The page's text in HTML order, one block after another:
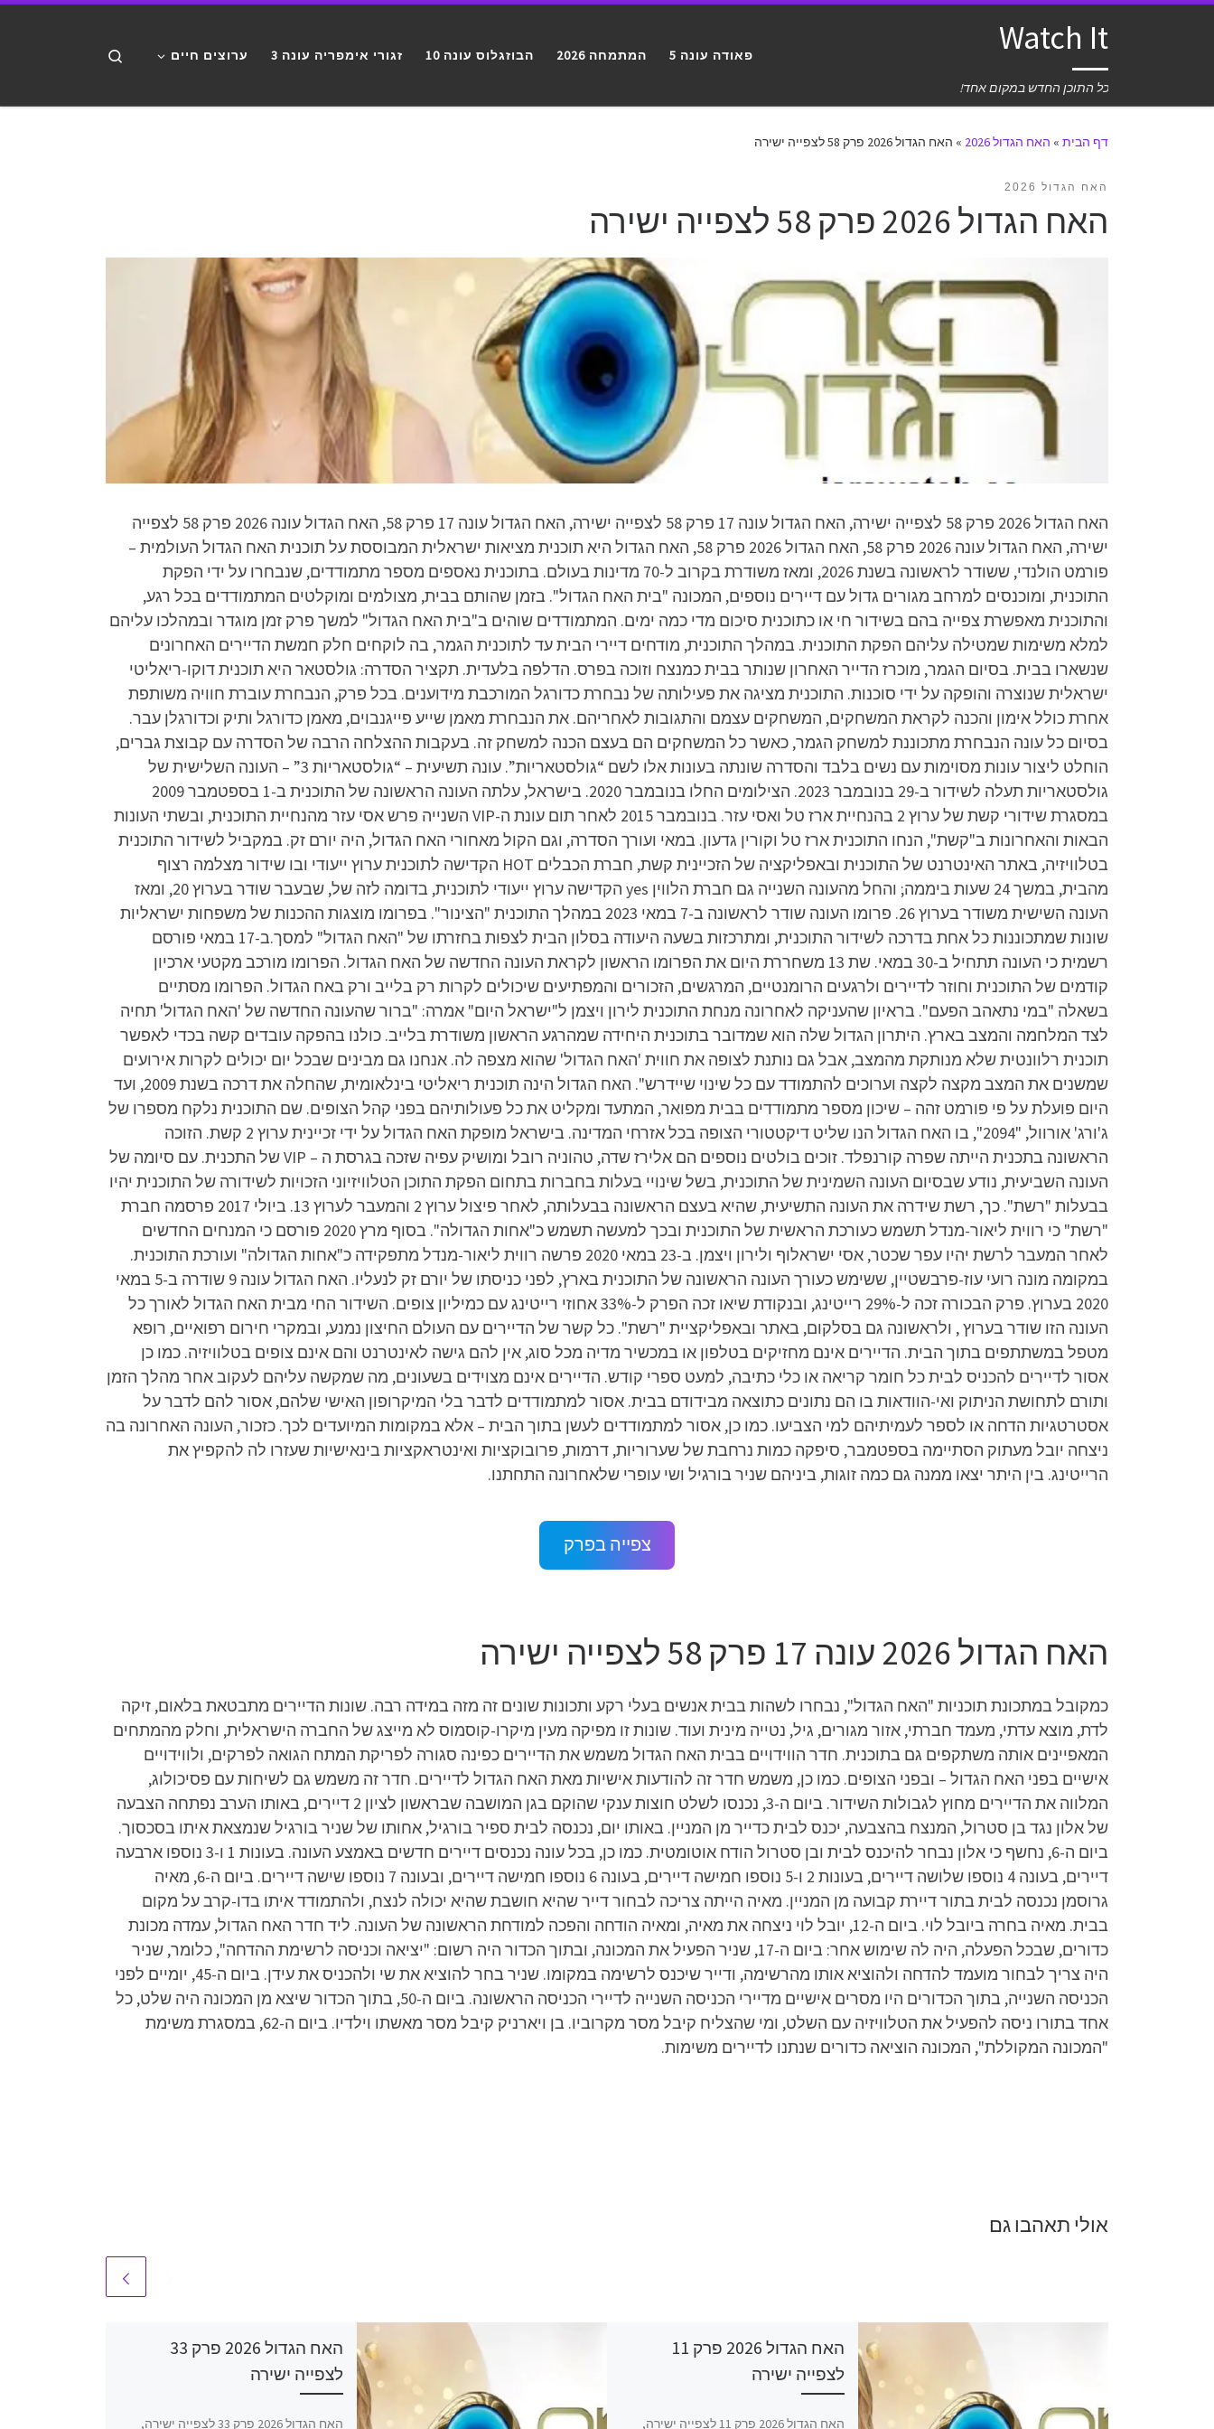
Watch It
כל התוכן החדש במקום אחד!
פאודה עונה 5 המתמחה 2026 הבוזגלוס עונה 10 זגורי אימפריה עונה 3 ערוצים חיים
דף הבית » האח הגדול 2026 » האח הגדול 2026 פרק 58 לצפייה ישירה
האח הגדול 2026
האח הגדול 2026 פרק 58 לצפייה ישירה
האח הגדול 2026 פרק 58 לצפייה ישירה, האח הגדול עונה 17 פרק 58 לצפייה ישירה, האח הגדול עונה 17 פרק 58, האח הגדול עונה 2026 פרק 58 לצפייה
ישירה, האח הגדול עונה 2026 פרק 58, האח הגדול 2026 פרק 58, האח הגדול היא תוכנית מציאות ישראלית המבוססת על תוכנית האח הגדול העולמית –
פורמט הולנדי, ששודר לראשונה בשנת 2026, ומאז משודרת בקרוב ל-70 מדינות בעולם. בתוכנית נאספים מספר מתמודדים, שנבחרו על ידי הפקת
התוכנית, ומוכנסים למרחב מגורים גדול עם דיירים נוספים, המכונה "בית האח הגדול". בזמן שהותם בבית, מצולמים ומוקלטים המתמודדים בכל רגע,
והתוכנית מאפשרת צפייה בהם בשידור חי או כתוכנית סיכום מדי כמה ימים. המתמודדים שוהים ב"בית האח הגדול" למשך פרק זמן מוגדר ובמהלכו עליהם
למלא משימות שמטילה עליהם הפקת התוכנית. במהלך התוכנית, מודחים דיירי הבית עד לתוכנית הגמר, בה לוקחים חלק חמשת הדיירים האחרונים
שנשארו בבית. בסיום הגמר, מוכרז הדייר האחרון שנותר בבית כמנצח וזוכה בפרס. הדלפה בלעדית. תקציר הסדרה: גולסטאר היא תוכנית דוקו-ריאליטי
ישראלית שנוצרה והופקה על ידי סוכנות. התוכנית מציגה את פעילותה של נבחרת כדורגל המורכבת מידוענים. בכל פרק, הנבחרת עוברת חוויה משותפת
אחרת כולל אימון והכנה לקראת המשחקים, המשחקים עצמם והתגובות לאחריהם. את הנבחרת מאמן שייע פייגנבוים, מאמן כדורגל ותיק וכדורגלן עבר.
בסיום כל עונה הנבחרת מתכוננת למשחק הגמר, כאשר כל המשחקים הם בעצם הכנה למשחק זה. בעקבות ההצלחה הרבה של הסדרה עם קבוצת גברים,
הוחלט ליצור עונות מסוימות עם נשים בלבד והסדרה שונתה בעונות אלו לשם “גולסטאריות”. עונה תשיעית – “גולסטאריות 3” – העונה השלישית של
גולסטאריות תעלה לשידור ב-29 בנובמבר 2023. הצילומים החלו בנובמבר 2020. בישראל, עלתה העונה הראשונה של התוכנית ב-1 בספטמבר 2009
במסגרת שידורי קשת של ערוץ 2 בהנחיית ארז טל ואסי עזר. בנובמבר 2015 לאחר תום עונת ה-VIP השנייה פרש אסי עזר מהנחיית התוכנית, ובשתי העונות
הבאות והאחרונות ב"קשת", הנחו התוכנית ארז טל וקורין גדעון. במאי ועורך הסדרה, וגם הקול מאחורי האח הגדול, היה יורם זק. במקביל לשידור התוכנית
בטלוויזיה, באתר האינטרנט של התוכנית ובאפליקציה של הזכיינית קשת, חברת הכבלים HOT הקדישה לתוכנית ערוץ ייעודי ובו שידור מצלמה רצוף
מהבית, במשך 24 שעות ביממה; והחל מהעונה השנייה גם חברת הלווין yes הקדישה ערוץ ייעודי לתוכנית, בדומה לזה של, שבעבר שודר בערוץ 20, ומאז
העונה השישית משודר בערוץ 26. פרומו העונה שודר לראשונה ב-7 במאי 2023 במהלך התוכנית "הצינור". בפרומו מוצגות ההכנות של משפחות ישראליות
שונות שמתכוננות כל אחת בדרכה לשידור התוכנית, ומתרכזות בשעה היעודה בסלון הבית לצפות בחזרתו של "האח הגדול" למסך.ב-17 במאי פורסם
רשמית כי העונה תתחיל ב-30 במאי. שת 13 משחררת היום את הפרומו הראשון לקראת העונה החדשה של האח הגדול. הפרומו מורכב מקטעי ארכיון
קודמים של התוכנית וחוזר לדיירים ולרגעים הרומנטיים, המרגשים, הזכורים והמפתיעים שיכולים לקרות רק בלייב ורק באח הגדול. הפרומו מסתיים
בשאלה "במי נתאהב הפעם". בראיון שהעניקה לאחרונה מנחת התוכנית לירון ויצמן ל"ישראל היום" אמרה: "ברור שהעונה החדשה של 'האח הגדול' תחיה
לצד המלחמה והמצב בארץ. היתרון הגדול שלה הוא שמדובר בתוכנית היחידה שמהרגע הראשון משודרת בלייב. כולנו בהפקה עובדים קשה בכדי לאפשר
תוכנית רלוונטית שלא מנותקת מהמצב, אבל גם נותנת לצופה את חווית 'האח הגדול' שהוא מצפה לה. אנחנו גם מבינים שבכל יום יכולים לקרות אירועים
שמשנים את המצב מקצה לקצה וערוכים להתמודד עם כל שינוי שיידרש". האח הגדול הינה תוכנית ריאליטי בינלאומית, שהחלה את דרכה בשנת 2009, ועד
היום פועלת על פי פורמט זהה – שיכון מספר מתמודדים בבית מפואר, המתעד ומקליט את כל פעולותיהם בפני קהל הצופים. שם התוכנית נלקח מספרו של
ג'ורג' אורוול, "2094", בו האח הגדול הנו שליט דיקטטורי הצופה בכל אזרחי המדינה. בישראל מופקת האח הגדול על ידי זכיינית ערוץ 2 קשת. הזוכה
הראשונה בתכנית הייתה שפרה קורנפלד. זוכים בולטים נוספים הם אלירז שדה, טהוניה רובל ומושיק עפיה שזכה בגרסת ה – VIP של התכנית. עם סיומה של
העונה השביעית, נודע שבסיום העונה השמינית של התוכנית, בשל שינויי בעלות בחברות בתחום הפקת התוכן הטלוויזיוני הזכויות לשידורה של התוכנית יהיו
בבעלות "רשת". כך, רשת שידרה את העונה התשיעית, שהיא בעצם הראשונה בבעלותה, לאחר פיצול ערוץ 2 והמעבר לערוץ 13. ביולי 2017 פרסמה חברת
"רשת" כי רווית ליאור-מנדל תשמש כעורכת הראשית של התוכנית ובכך למעשה תשמש כ"אחות הגדולה". בסוף מרץ 2020 פורסם כי המנחים החדשים
לאחר המעבר לרשת יהיו עפר שכטר, אסי ישראלוף ולירון ויצמן. ב-23 במאי 2020 פרשה רווית ליאור-מנדל מתפקידה כ"אחות הגדולה" ועורכת התוכנית.
במקומה מונה רועי עוז-פרבשטיין, ששימש כעורך העונה הראשונה של התוכנית בארץ, לפני כניסתו של יורם זק לנעליו. האח הגדול עונה 9 שודרה ב-5 במאי
2020 בערוץ. פרק הבכורה זכה ל-29% רייטינג, ובנקודת שיאו זכה הפרק ל-33% אחוזי רייטינג עם כמיליון צופים. השידור החי מבית האח הגדול לאורך כל
העונה הזו שודר בערוץ , ולראשונה גם בסלקום, באתר ובאפליקציית "רשת". כל קשר של הדיירים עם העולם החיצון נמנע, ובמקרי חירום רפואיים, רופא
מטפל במשתתפים בתוך הבית. הדיירים אינם מחזיקים בטלפון או במכשיר מדיה מכל סוג, אין להם גישה לאינטרנט והם אינם צופים בטלוויזיה. כמו כן
אסור לדיירים להכניס לבית כל חומר קריאה או כלי כתיבה, למעט ספרי קודש. הדיירים אינם מצוידים בשעונים, מה שמקשה עליהם לעקוב אחר מהלך הזמן
ותורם לתחושת הניתוק ואי-הוודאות בו הם נתונים כתוצאה מבידודם בבית. אסור למתמודדים לדבר בלי המיקרופון האישי שלהם, אסור להם לדבר על
אסטרטגיות הדחה או לספר לעמיתיהם למי הצביעו. כמו כן, אסור למתמודדים לעשן בתוך הבית – אלא במקומות המיועדים לכך. כזכור, העונה האחרונה בה
ניצחה יובל מעתוק הסתיימה בספטמבר, סיפקה כמות נרחבת של שערוריות, דרמות, פרובוקציות ואינטראקציות בינאישיות שעזרו לה להקפיץ את
הרייטינג. בין היתר יצאו ממנה גם כמה זוגות, ביניהם שניר בורגיל ושי עופרי שלאחרונה התחתנו.
צפייה בפרק
האח הגדול 2026 עונה 17 פרק 58 לצפייה ישירה
כמקובל במתכונת תוכניות "האח הגדול", נבחרו לשהות בבית אנשים בעלי רקע ותכונות שונים זה מזה במידה רבה. שונות הדיירים מתבטאת בלאום, זיקה
לדת, מוצא עדתי, מעמד חברתי, אזור מגורים, גיל, נטייה מינית ועוד. שונות זו מפיקה מעין מיקרו-קוסמוס לא מייצג של החברה הישראלית, וחלק מהמתחים
המאפיינים אותה משתקפים גם בתוכנית. חדר הווידויים בבית האח הגדול משמש את הדיירים כפינה סגורה לפריקת המתח הגואה לפרקים, ולווידויים
אישיים בפני האח הגדול – ובפני הצופים. כמו כן, משמש חדר זה להודעות אישיות מאת האח הגדול לדיירים. חדר זה משמש גם לשיחות עם פסיכולוג,
המלווה את הדיירים מחוץ לגבולות השידור. ביום ה-3, נכנסו לשלט חוצות ענקי שהוקם בגן המושבה שבראשון לציון 2 דיירים, באותו הערב נפתחה הצבעה
של אלון נגד בן סטרול, המנצח בהצבעה, יכנס לבית כדייר מן המניין. באותו יום, נכנסה לבית ספיר בורגיל, אחותו של שניר בורגיל שנמצאת איתו בסכסוך.
ביום ה-6, נחשף כי אלון נבחר להיכנס לבית ובן סטרול הודח אוטומטית. כמו כן, בכל עונה נכנסים דיירים חדשים באמצע העונה. בעונות 1 ו-3 נוספו ארבעה
דיירים, בעונה 4 נוספו שלושה דיירים, בעונות 2 ו-5 נוספו חמישה דיירים, בעונה 6 נוספו חמישה דיירים, ובעונה 7 נוספו שישה דיירים. ביום ה-6, מאיה
גרוסמן נכנסה לבית בתור דיירת קבועה מן המניין. מאיה הייתה צריכה לבחור דייר שהיא חושבת שהיא יכולה לנצח, ולהתמודד איתו בדו-קרב על מקום
בבית. מאיה בחרה ביובל לוי. ביום ה-12, יובל לוי ניצחה את מאיה, ומאיה הודחה והפכה למודחת הראשונה של העונה. ליד חדר האח הגדול, עמדה מכונת
כדורים, שבכל הפעלה, היה לה שימוש אחר: ביום ה-17, שניר הפעיל את המכונה, ובתוך הכדור היה רשום: "יציאה וכניסה לרשימת ההדחה", כלומר, שניר
היה צריך לבחור מועמד להדחה ולהוציא אותו מהרשימה, ודייר שיכנס לרשימה במקומו. שניר בחר להוציא את שי ולהכניס את עידן. ביום ה-45, יומיים לפני
הכניסה השנייה, בתוך הכדורים היו מסרים אישיים מדיירי הכניסה השנייה לדיירי הכניסה הראשונה. ביום ה-50, בתוך הכדור שיצא מן המכונה היה שלט, כל
אחד בתורו ניסה להפעיל את הטלוויזיה עם השלט, ומי שהצליח קיבל מסר מקרוביו. בן ויארניק קיבל מסר מאשתו וילדיו. ביום ה-62, במסגרת משימת
"המכונה המקוללת", המכונה הוציאה כדורים שנתנו לדיירים משימות.
אולי תאהבו גם
האח הגדול 2026 פרק 33
לצפייה ישירה
האח הגדול 2026 פרק 33 לצפייה ישירה,
האח הגדול 2026 פרק 11
לצפייה ישירה
האח הגדול 2026 פרק 11 לצפייה ישירה,